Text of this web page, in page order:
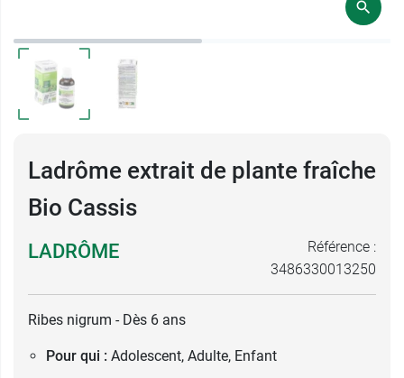
Ladrôme extrait de plante fraîche
Bio Cassis
LADRÔME
Référence :
3486330013250
Ribes nigrum - Dès 6 ans
Pour qui : Adolescent, Adulte, Enfant